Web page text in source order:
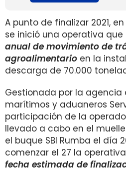
A punto de finalizar 2021,
se inició una operativa que
anual de movimiento de
agroalimentario en la
descarga de 70.000
Gestionada por la agencia
marítimos y aduaneros
participación de la
llevado a cabo en el
el buque SBI Rumba el día
comenzar el 27 la
fecha estimada de